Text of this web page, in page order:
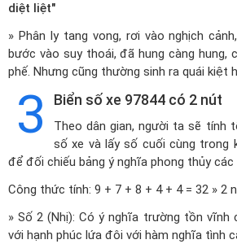
diệt liệt"
» Phân ly tang vong, rơi vào nghịch
bước vào suy thoái, đã hung càng hung,
phế. Nhưng cũng thường sinh ra quái kiệt
3 Biển số xe 97844 có 2 nút
Theo dân gian, người ta sẽ tính
số xe và lấy số cuối cùng trong
để đối chiếu bảng ý nghĩa phong thủy các
Công thức tính: 9 + 7 + 8 + 4 + 4 = 32 » 2
» Số 2 (Nhị): Có ý nghĩa trường tồn vĩnh
với hạnh phúc lứa đôi với hàm nghĩa tình